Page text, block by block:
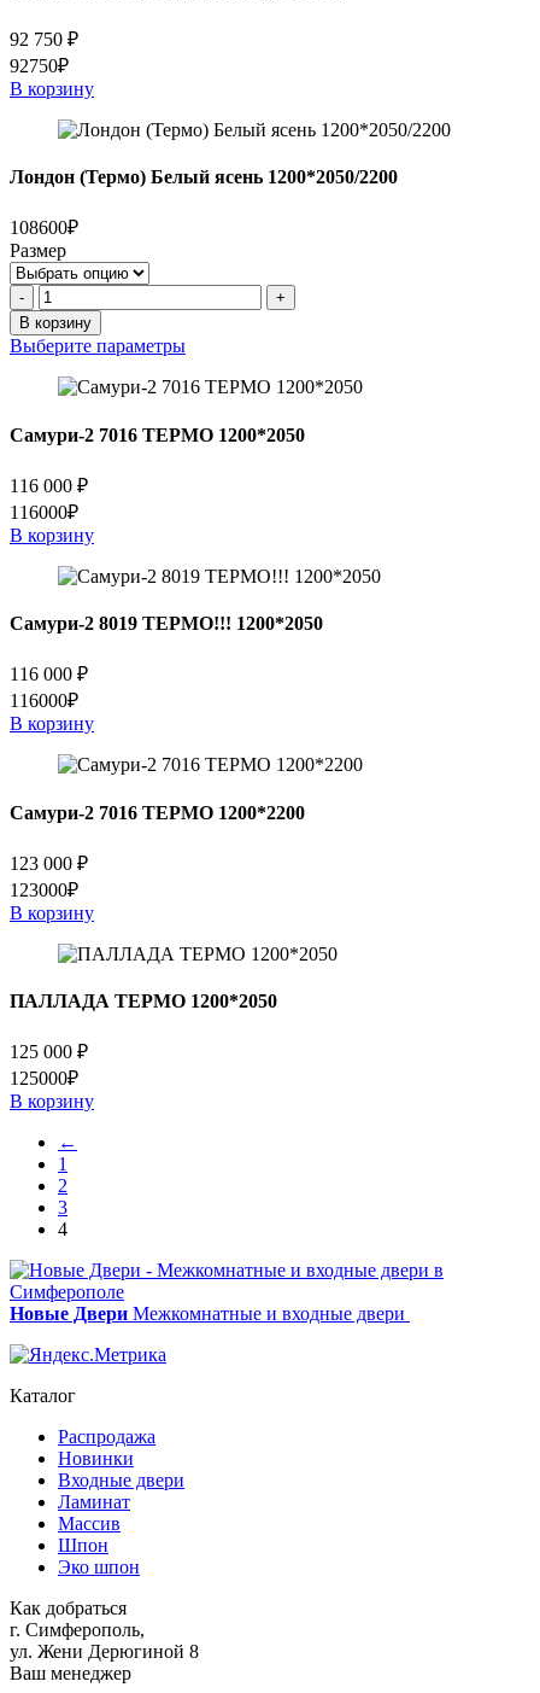
92 750 ₽
92750₽
В корзину
Лондон (Термо) Белый ясень 1200*2050/2200
108600₽
Размер
Количество
товара
Лондон
(Термо)
Белый
1200*2050/2200
-
+
В корзину
Выберите параметры
Самури-2 7016 ТЕРМО 1200*2050
116 000 ₽
116000₽
В корзину
Самури-2 8019 ТЕРМО!!! 1200*2050
116 000 ₽
116000₽
В корзину
Самури-2 7016 ТЕРМО 1200*2200
123 000 ₽
123000₽
В корзину
ПАЛЛАДА ТЕРМО 1200*2050
125 000 ₽
125000₽
В корзину
←
1
2
3
4
Новые Двери Межкомнатные и входные двери
Каталог
Распродажа
Новинки
Входные двери
Ламинат
Массив
Шпон
Эко шпон
Как добраться
г. Симферополь,
ул. Жени Дерюгиной 8
Ваш менеджер